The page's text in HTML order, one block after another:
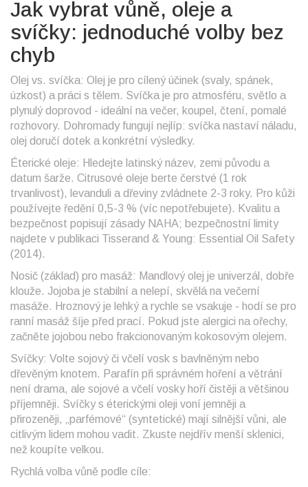
Jak vybrat vůně, oleje a
svíčky: jednoduché volby bez
chyb
Olej vs. svíčka: Olej je pro cílený účinek (svaly, spánek,
úzkost) a práci s tělem. Svíčka je pro atmosféru, světlo a
plynulý doprovod - ideální na večer, koupel, čtení, pomalé
rozhovory. Dohromady fungují nejlíp: svíčka nastaví náladu,
olej doručí dotek a konkrétní výsledky.
Éterické oleje: Hledejte latinský název, zemi původu a
datum šarže. Citrusové oleje berte čerstvé (1 rok
trvanlivost), levanduli a dřeviny zvládnete 2-3 roky. Pro kůži
používejte ředění 0,5-3 % (víc nepotřebujete). Kvalitu a
bezpečnost popisují zásady NAHA; bezpečnostní limity
najdete v publikaci Tisserand & Young: Essential Oil Safety
(2014).
Nosič (základ) pro masáž: Mandlový olej je univerzál, dobře
klouže. Jojoba je stabilní a nelepí, skvělá na večerní
masáže. Hroznový je lehký a rychle se vsakuje - hodí se pro
ranní masáž šíje před prací. Pokud jste alergici na ořechy,
začněte jojobou nebo frakcionovaným kokosovým olejem.
Svíčky: Volte sojový či včelí vosk s bavlněným nebo
dřevěným knotem. Parafín při správném hoření a větrání
není drama, ale sojové a včelí vosky hoří čistěji a většinou
příjemněji. Svíčky s éterickými oleji voní jemněji a
přirozeněji, „parfémové“ (syntetické) mají silnější vůni, ale
citlivým lidem mohou vadit. Zkuste nejdřív menší sklenici,
než koupíte velkou.
Rychlá volba vůně podle cíle: